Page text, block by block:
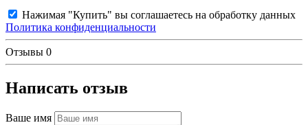
Нажимая "Купить" вы соглашаетесь на обработку данных
Политика конфиденциальности
Отзывы 0
Написать отзыв
Ваше имя